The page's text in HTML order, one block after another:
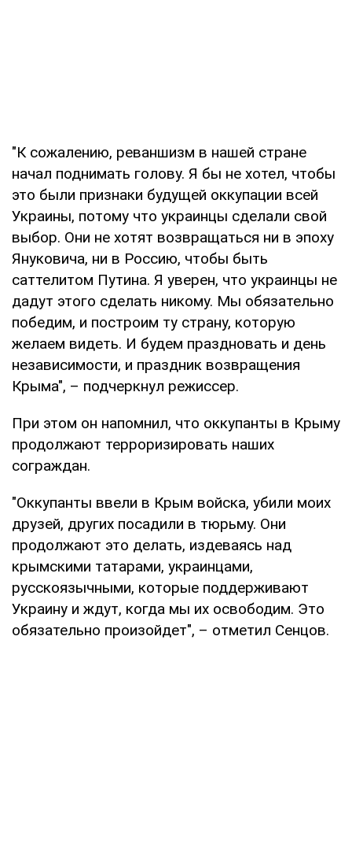
"К сожалению, реваншизм в нашей стране
начал поднимать голову. Я бы не хотел, чтобы
это были признаки будущей оккупации всей
Украины, потому что украинцы сделали свой
выбор. Они не хотят возвращаться ни в эпоху
Януковича, ни в Россию, чтобы быть
саттелитом Путина. Я уверен, что украинцы не
дадут этого сделать никому. Мы обязательно
победим, и построим ту страну, которую
желаем видеть. И будем праздновать и день
независимости, и праздник возвращения
Крыма", – подчеркнул режиссер.
При этом он напомнил, что оккупанты в Крыму
продолжают терроризировать наших
сограждан.
"Оккупанты ввели в Крым войска, убили моих
друзей, других посадили в тюрьму. Они
продолжают это делать, издеваясь над
крымскими татарами, украинцами,
русскоязычными, которые поддерживают
Украину и ждут, когда мы их освободим. Это
обязательно произойдет", – отметил Сенцов.